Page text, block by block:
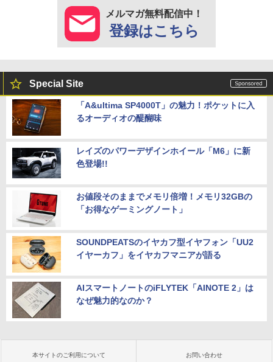
メルマガ無料配信中！
登録はこちら
Special Site
「A&ultima SP4000T」の魅力！ポケットに入
るオーディオの醍醐味
レイズのパワーデザインホイール「M6」に新
色登場!!
お値段そのままでメモリ倍増！メモリ32GBの
「お得なゲーミングノート」
SOUNDPEATSのイヤカフ型イヤフォン「UU2
イヤーカフ」をイヤカフマニアが語る
AIスマートノートのiFLYTEK「AINOTE 2」は
なぜ魅力的なのか？
本サイトのご利用について お問い合わせ